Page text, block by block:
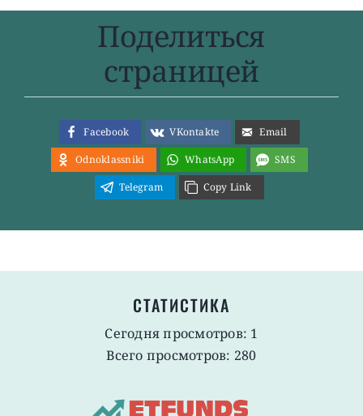
Поделиться
страницей
Facebook VKontakte
Email
Odnoklassniki
WhatsApp
SMS
Telegram
Copy Link
СТАТИСТИКА
Сегодня просмотров: 1
Всего просмотров: 280